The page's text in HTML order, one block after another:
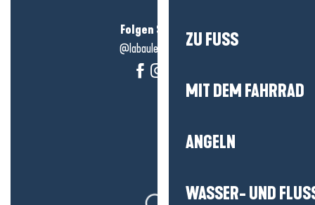
ZU FUSS
MIT DEM FAHRRAD
ANGELN
WASSER- UND
Folgen Sie uns!
@labauleguérande